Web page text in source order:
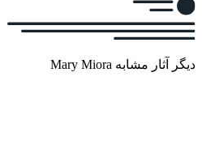
دیگر آثار مشابه Mary Miora